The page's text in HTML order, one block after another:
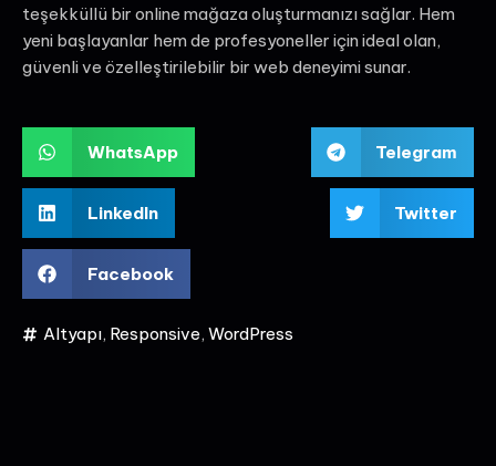
teşekküllü bir online mağaza oluşturmanızı sağlar. Hem
yeni başlayanlar hem de profesyoneller için ideal olan,
güvenli ve özelleştirilebilir bir web deneyimi sunar.
WhatsApp Telegram
LinkedIn Twitter
Facebook
Altyapı, Responsive, WordPress